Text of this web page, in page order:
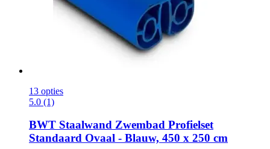
13 opties
5.0 (1)
BWT Staalwand Zwembad Profielset
Standaard Ovaal -​ Blauw, 450 x 250 cm